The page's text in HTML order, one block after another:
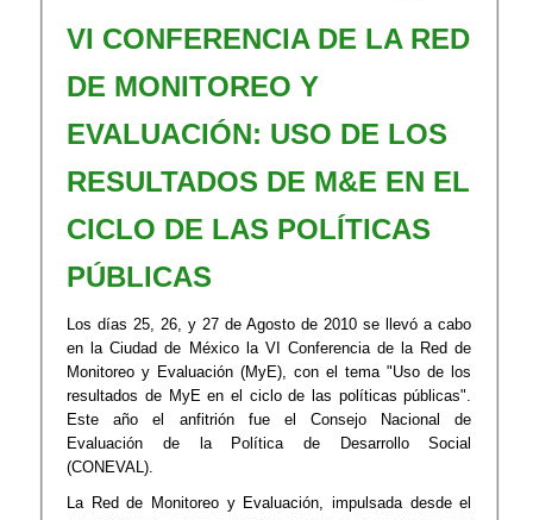
VI CONFERENCIA DE LA RED
DE MONITOREO Y
EVALUACIÓN: USO DE LOS
RESULTADOS DE M&E EN EL
CICLO DE LAS POLÍTICAS
PÚBLICAS
Los días 25, 26, y 27 de Agosto de 2010 se llevó a cabo
en la Ciudad de México la VI Conferencia de la Red de
Monitoreo y Evaluación (MyE), con el tema "Uso de los
resultados de MyE en el ciclo de las políticas públicas".
Este año el anfitrión fue el Consejo Nacional de
Evaluación de la Política de Desarrollo Social
(CONEVAL).
La Red de Monitoreo y Evaluación, impulsada desde el